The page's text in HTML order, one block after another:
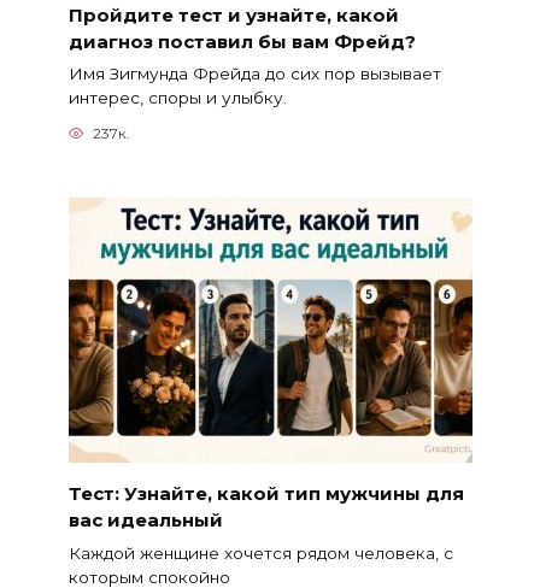
Пройдите тест и узнайте, какой
диагноз поставил бы вам Фрейд?
Имя Зигмунда Фрейда до сих пор вызывает
интерес, споры и улыбку.
237к.
Тест: Узнайте, какой тип мужчины для
вас идеальный
Каждой женщине хочется рядом человека, с
которым спокойно